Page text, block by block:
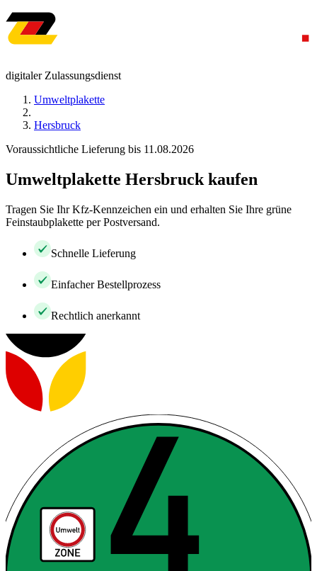
digitaler Zulassungsdienst
Umweltplakette
Hersbruck
Voraussichtliche Lieferung bis 11.08.2026
Umweltplakette Hersbruck kaufen
Tragen Sie Ihr Kfz-Kennzeichen ein und erhalten Sie Ihre grüne
Feinstaubplakette per Postversand.
Schnelle Lieferung
Einfacher Bestellprozess
Rechtlich anerkannt